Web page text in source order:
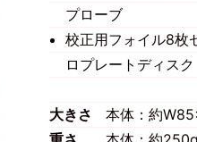
プローブ
校正用フォイル8枚
ロプレートディスク
大きさ
本体：約